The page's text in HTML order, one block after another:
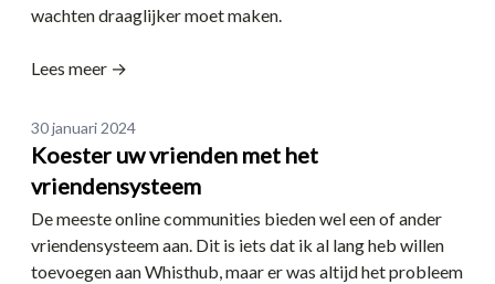
wachten draaglijker moet maken.
Lees meer →
Date
30 januari 2024
Koester uw vrienden met het
vriendensysteem
De meeste online communities bieden wel een of ander
vriendensysteem aan. Dit is iets dat ik al lang heb willen
toevoegen aan Whisthub, maar er was altijd het probleem